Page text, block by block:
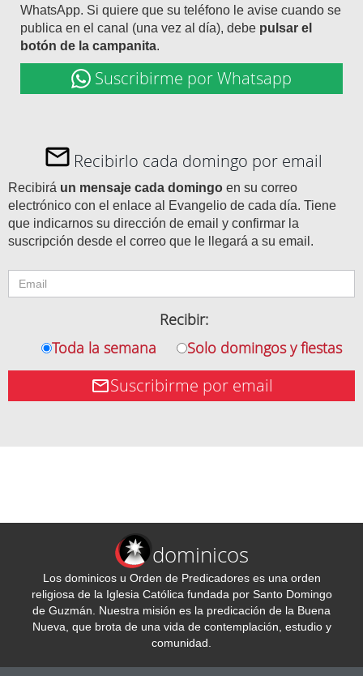
WhatsApp. Si quiere que su teléfono le avise cuando se
publica en el canal (una vez al día), debe pulsar el
botón de la campanita.
Suscribirme por Whatsapp
Recibirlo cada domingo por email
Recibirá un mensaje cada domingo en su correo
electrónico con el enlace al Evangelio de cada día. Tiene
que indicarnos su dirección de email y confirmar la
suscripción desde el correo que le llegará a su email.
Recibir:
Toda la semana
Solo domingos y fiestas
Suscribirme por email
dominicos
Los dominicos u Orden de Predicadores es una orden
religiosa de la Iglesia Católica fundada por Santo Domingo
de Guzmán. Nuestra misión es la predicación de la Buena
Nueva, que brota de una vida de contemplación, estudio y
comunidad.